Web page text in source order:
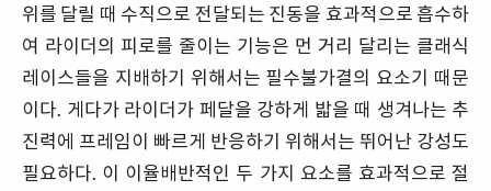
위를 달릴 때 수직으로 전달되는 진동을 효과적으로 흡수하
여 라이더의 피로를 줄이는 기능은 먼 거리 달리는 클래식
레이스들을 지배하기 위해서는 필수불가결의 요소기 때문
이다. 게다가 라이더가 페달을 강하게 밟을 때 생겨나는 추
진력에 프레임이 빠르게 반응하기 위해서는 뛰어난 강성도
필요하다. 이 이율배반적인 두 가지 요소를 효과적으로 절